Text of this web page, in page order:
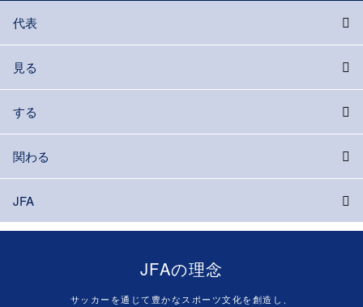
代表
見る
する
関わる
JFA
JFAの理念
サッカーを通じて豊かなスポーツ文化を創造し、